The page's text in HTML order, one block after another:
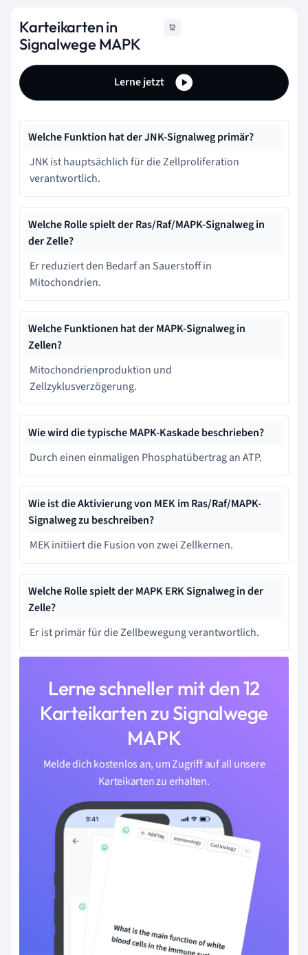
Karteikarten in
Signalwege MAPK
12
Lerne jetzt
Welche Funktion hat der JNK-Signalweg primär?
JNK ist hauptsächlich für die Zellproliferation
verantwortlich.
Welche Rolle spielt der Ras/Raf/MAPK-Signalweg in
der Zelle?
Er reduziert den Bedarf an Sauerstoff in
Mitochondrien.
Welche Funktionen hat der MAPK-Signalweg in
Zellen?
Mitochondrienproduktion und
Zellzyklusverzögerung.
Wie wird die typische MAPK-Kaskade beschrieben?
Durch einen einmaligen Phosphatübertrag an ATP.
Wie ist die Aktivierung von MEK im Ras/Raf/MAPK-
Signalweg zu beschreiben?
MEK initiiert die Fusion von zwei Zellkernen.
Welche Rolle spielt der MAPK ERK Signalweg in der
Zelle?
Er ist primär für die Zellbewegung verantwortlich.
Lerne schneller mit den 12
Karteikarten zu Signalwege
MAPK
Melde dich kostenlos an, um Zugriff auf all unsere
Karteikarten zu erhalten.